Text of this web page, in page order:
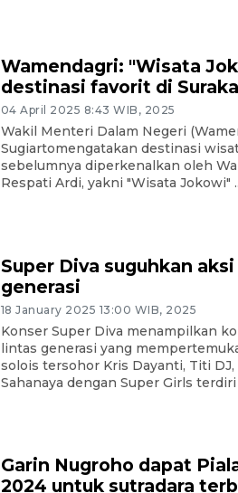
Wamendagri: "Wisata
destinasi favorit di
04 April 2025 8:43 WIB, 2025
Wakil Menteri Dalam Negeri
Sugiartomengatakan destinasi
sebelumnya diperkenalkan oleh
Respati Ardi, yakni "Wisata Jokowi"
Super Diva suguhkan
generasi
18 January 2025 13:00 WIB, 2025
Konser Super Diva menampilkan
lintas generasi yang
solois tersohor Kris Dayanti, Titi DJ,
Sahanaya dengan Super Girls
Garin Nugroho dapat
2024 untuk sutradara